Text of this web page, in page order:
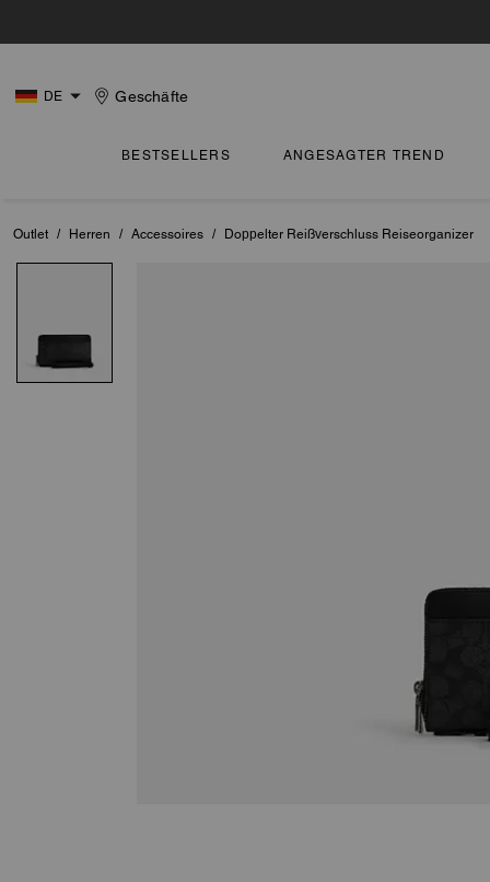
DE Geschäfte
BESTSELLERS ANGESAGTER TREND
Outlet / Herren / Accessoires / Doppelter Reißverschluss Reiseorganizer